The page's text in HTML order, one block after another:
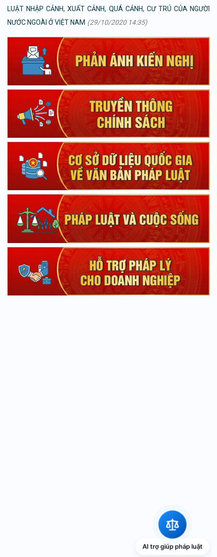
LUẬT NHẬP CẢNH, XUẤT CẢNH, QUÁ CẢNH, CƯ TRÚ CỦA NGƯỜI
NƯỚC NGOÀI Ở VIỆT NAM (29/10/2020 14:35)
AI trợ giúp pháp luật